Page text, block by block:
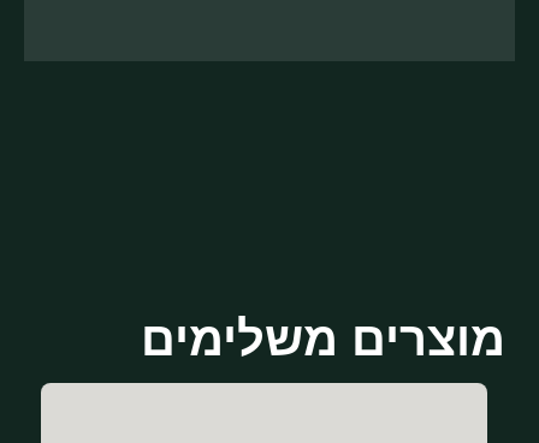
מוצרים משלימים